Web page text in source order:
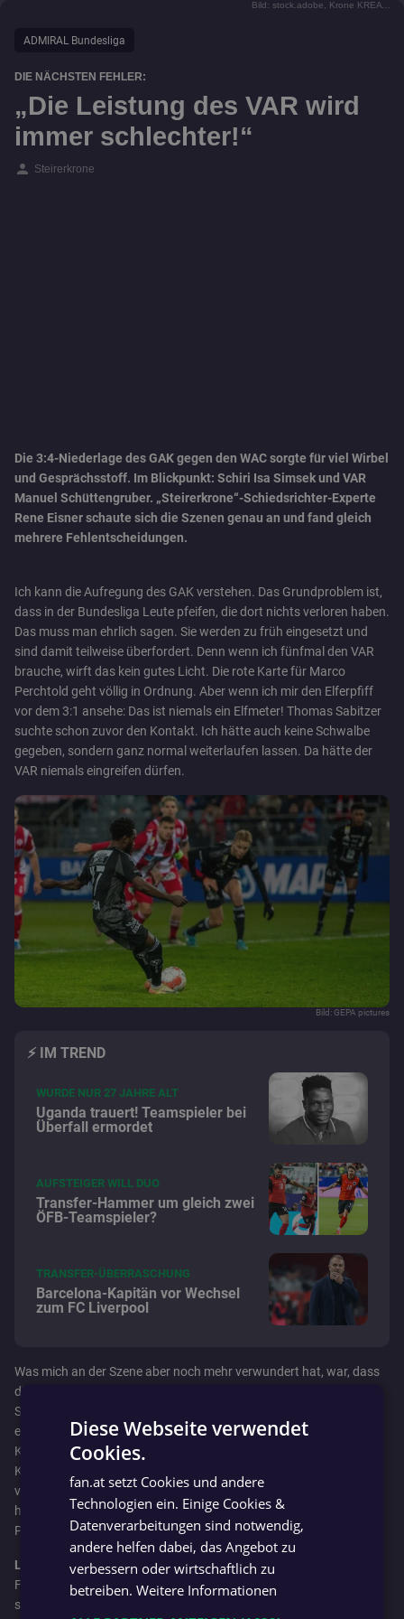
Bild: stock.adobe, Krone KREATIV
ADMIRAL Bundesliga
DIE NÄCHSTEN FEHLER:
„Die Leistung des VAR wird
immer schlechter!“
person Steirerkrone
Die 3:4-Niederlage des GAK gegen den WAC sorgte für viel Wirbel
und Gesprächsstoff. Im Blickpunkt: Schiri Isa Simsek und VAR
Manuel Schüttengruber. „Steirerkrone“-Schiedsrichter-Experte
Rene Eisner schaute sich die Szenen genau an und fand gleich
mehrere Fehlentscheidungen.
Ich kann die Aufregung des GAK verstehen. Das Grundproblem ist,
dass in der Bundesliga Leute pfeifen, die dort nichts verloren haben.
Das muss man ehrlich sagen. Sie werden zu früh eingesetzt und
sind damit teilweise überfordert. Denn wenn ich fünfmal den VAR
brauche, wirft das kein gutes Licht. Die rote Karte für Marco
Perchtold geht völlig in Ordnung. Aber wenn ich mir den Elferpfiff
vor dem 3:1 ansehe: Das ist niemals ein Elfmeter! Thomas Sabitzer
suchte schon zuvor den Kontakt. Ich hätte auch keine Schwalbe
gegeben, sondern ganz normal weiterlaufen lassen. Da hätte der
VAR niemals eingreifen dürfen.
Bild: GEPA pictures
⚡️ IM TREND
WURDE NUR 27 JAHRE ALT
Uganda trauert! Teamspieler bei
Überfall ermordet
AUFSTEIGER WILL DUO
Transfer-Hammer um gleich zwei
ÖFB-Teamspieler?
TRANSFER-ÜBERRASCHUNG
Barcelona-Kapitän vor Wechsel
zum FC Liverpool
Was mich an der Szene aber noch mehr verwundert hat, war, dass
die Ausführung nicht regelkonform war! Von beiden Teams waren
Spieler vorm Schuss bereits im Strafraum. Da hätte der VAR
eingreifen müssen und der Elfer wäre zu wiederholen gewesen.
Keiner weiß, ob er noch einmal getroffen hätte. Das war der
Knackpunkt in diesem Spiel. Auch die Gelb-Rote für Petar Filipovic
verstehe ich nicht. Auch, wenn ich nicht genau weiß, was er gesagt
hat: Ein routinierter Schiedsrichter hätte in so einer hektischen
Phase deutlich mehr Fingerspitzengefühl gehabt.
Leistung wird immer schlechter!
Früher hätte ein Schiri nach so einer Leistung wie jetzt fünf bis
sechs Wochen Pause gehabt. In das „Projekt VAR“ wird viel Geld
Diese Webseite verwendet
Cookies.
fan.at setzt Cookies und andere
Technologien ein. Einige Cookies &
Datenverarbeitungen sind notwendig,
andere helfen dabei, das Angebot zu
verbessern oder wirtschaftlich zu
betreiben.Weitere Informationen